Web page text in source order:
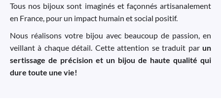
Tous nos bijoux sont imaginés et façonnés artisanalement
en France, pour un impact humain et social positif.
Nous réalisons votre bijou avec beaucoup de passion, en
veillant à chaque détail. Cette attention se traduit par un
sertissage de précision et un bijou de haute qualité qui
dure toute une vie!